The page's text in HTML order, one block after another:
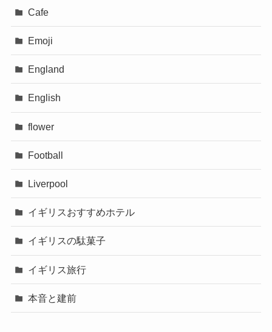
Cafe
Emoji
England
English
flower
Football
Liverpool
イギリスおすすめホテル
イギリスの駄菓子
イギリス旅行
本音と建前